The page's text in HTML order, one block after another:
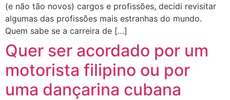
(e não tão novos) cargos e profissões, decidi revisitar
algumas das profissões mais estranhas do mundo.
Quem sabe se a carreira de […]
Quer ser acordado por um
motorista filipino ou por
uma dançarina cubana